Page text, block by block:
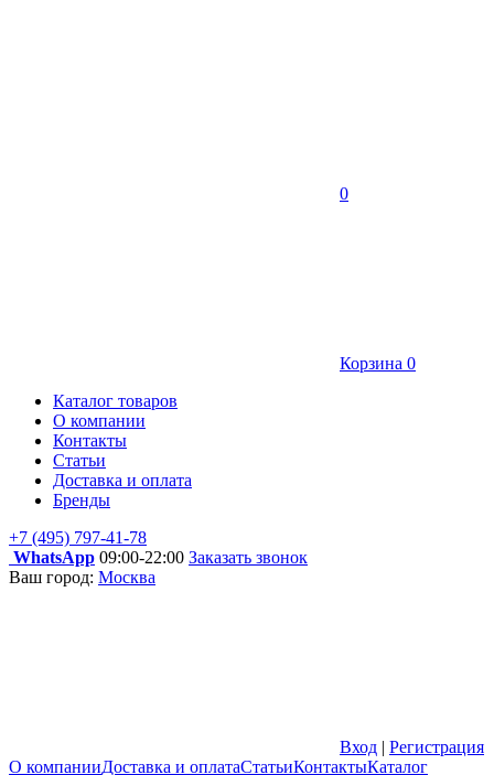
0
Корзина 0
Каталог товаров
О компании
Контакты
Статьи
Доставка и оплата
Бренды
+7 (495) 797-41-78
WhatsApp 09:00-22:00 Заказать звонок
Ваш город: Москва
Вход | Регистрация
О компанииДоставка и оплатаСтатьиКонтактыКаталог